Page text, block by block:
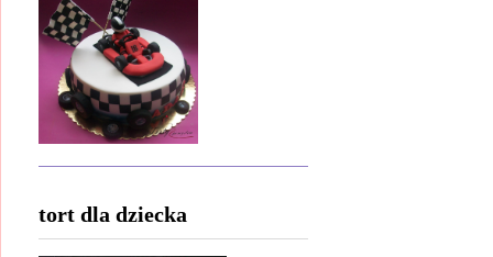
tort dla dziecka